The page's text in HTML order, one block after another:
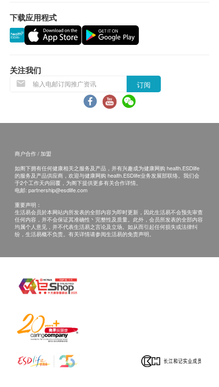
$200 丰泽电子礼券
尿素
钠
钾
甲状腺
血色素
嗜酸性粒细胞
嗜碱性粒细胞
血涂片
血液红血球
红血球平均红蛋白量
红血球计数
单核白血球
血液白血球
红血球平均红蛋白
中性白血球
铁
泌尿情况
随年龄增长，骨细胞功能开始减退，骨质流失的速
度变得比形成骨骼的速度快，大大降低骨质密度，
令骨骼容易受损，甚至骨折。
印本 (体检后3个月内)，将收取$150行政费。注
意：複印本报告未必完整。
客人需自行承担邮寄报告之风险。
撰写医生转介信，将作额外收费，价钱请向美邦查
询。
进行健康检查后，一般情况下，需大概14个工作天
化验项目所需时间或客人指明特定时段) 而有所延
长。
如客人选择收电子报告*，报告时间可加快至14个
工作天内出报告(包括超声波及心电图)，但个别报
告则不包括在内，例如基因检测或mRNA等。客人
在收取电子报告后，仍然可以透过电邮内的连结自
由选择电话讲解或面对面讲解。 *客人即使选择电
mRNA检查需21个工作天跟进检查报告。
免责声明：
途。当阁下身体健康出现任何疾病征兆时，应立即
咨询有认可资格的医生，作出诊断及治疗。
本服务/产品由商户提供。生活易【健康网购
有关此服务/产品的错漏或延误，或因使用此服务/
下载应用程式
关注我们
订阅
商户合作 / 加盟
如阁下拥有任何健康相关之服务及产品，并有兴趣成为健康网购 health.ESDlife
的服务及产品供应商，欢迎与健康网购 health.ESDlife业务发展部联络。我们会
于2个工作天内回覆，为阁下提供更多有关合作详情。
电邮: partnership@esdlife.com
重要声明：
生活易会员於本网站内所发表的全部内容为即时更新，因此生活易不会预先审查
任何内容，并不会保证其准确性丶完整性及质量。此外，会员所发表的全部内容
均属个人意见，并不代表生活易之言论及立场。如从而引起任何损失或法律纠
纷，生活易概不负责。有关详情请参阅生活易的免责声明。